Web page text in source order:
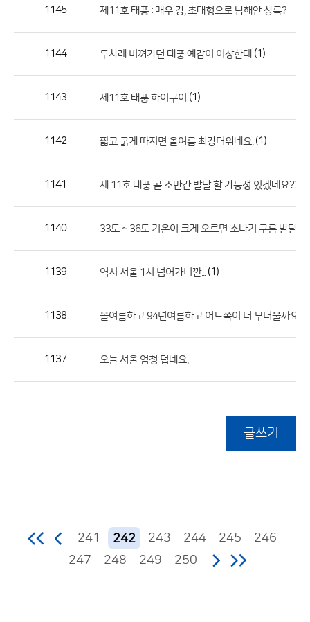
록
공
1145 제11호 태풍 : 매우 강, 초대형으로 남해안 상륙?
1144 두차레 비껴가던 태풍 예감이 이상한데 (1)
1143 제11호 태풍 하이쿠이 (1)
1142 짧고 굵게 따지면 올여름 최강더위네요. (1)
1141 제 11호 태풍 곧 조만간 발달 할 가능성 있겠네요??
1140 33도 ~ 36도 기온이 크게 오르면 소나기 구름 발달하
1139 역시 서울 1시 넘어가니깐... (1)
1138 올여름하고 94년여름하고 어느쪽이 더 무더울까요?
1137 오늘 서울 엄청 덥네요.
글쓰기
241 242 243 244 245
246
247
248 249 250